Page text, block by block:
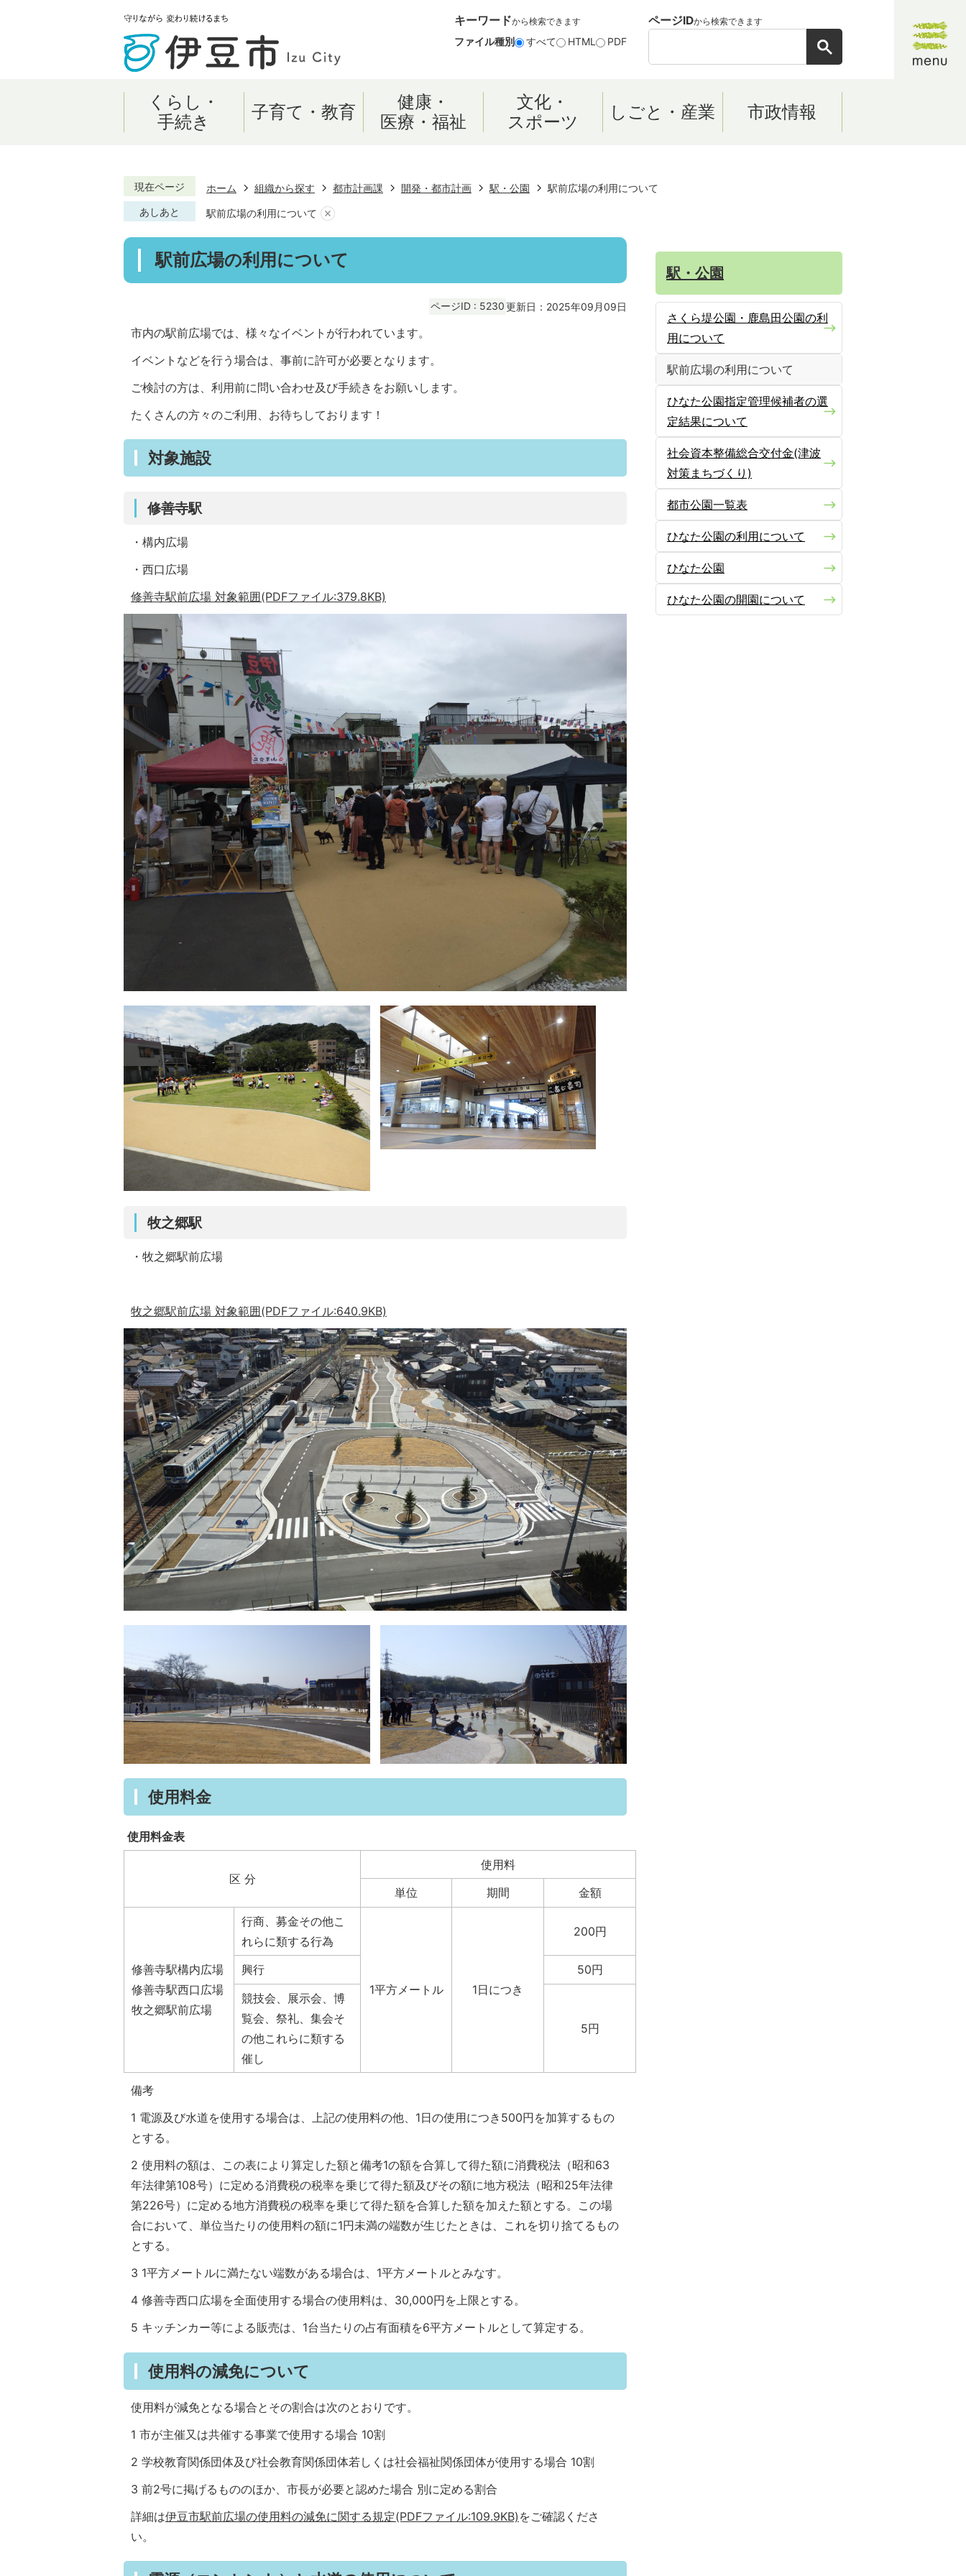
キーワードから検索できます
ファイル種別 すべて HTML PDF
ページIDから検索できます
くらし・
手続き
子育て・教育
健康・
医療・福祉
文化・
スポーツ
しごと・産業 市政情報
現在ページ ホーム 組織から探す 都市計画課 開発・都市計画 駅・公園
駅前広場の利用について
あしあと
駅前広場の利用について
駅前広場の利用について
ページID : 5230更新日：2025年09月09日
市内の駅前広場では、様々なイベントが行われています。
イベントなどを行う場合は、事前に許可が必要となります。
ご検討の方は、利用前に問い合わせ及び手続きをお願いします。
たくさんの方々のご利用、お待ちしております！
対象施設
修善寺駅
・構内広場
・西口広場
修善寺駅前広場 対象範囲(PDFファイル:379.8KB)
牧之郷駅
・牧之郷駅前広場
牧之郷駅前広場 対象範囲(PDFファイル:640.9KB)
使用料金
使用料金表
区 分
使用料
単位
期間 金額
修善寺駅構内広場
修善寺駅西口広場
牧之郷駅前広場
行商、募金その他こ
れらに類する行為
1平方メートル 1日につき
200円
興行
50円
競技会、展示会、博
覧会、祭礼、集会そ
の他これらに類する
催し
5円
備考
1 電源及び水道を使用する場合は、上記の使用料の他、1日の使用につき500円を加算するもの
とする。
2 使用料の額は、この表により算定した額と備考1の額を合算して得た額に消費税法（昭和63
年法律第108号）に定める消費税の税率を乗じて得た額及びその額に地方税法（昭和25年法律
第226号）に定める地方消費税の税率を乗じて得た額を合算した額を加えた額とする。この場
合において、単位当たりの使用料の額に1円未満の端数が生じたときは、これを切り捨てるもの
とする。
3 1平方メートルに満たない端数がある場合は、1平方メートルとみなす。
4 修善寺西口広場を全面使用する場合の使用料は、30,000円を上限とする。
5 キッチンカー等による販売は、1台当たりの占有面積を6平方メートルとして算定する。
使用料の減免について
使用料が減免となる場合とその割合は次のとおりです。
1 市が主催又は共催する事業で使用する場合 10割
2 学校教育関係団体及び社会教育関係団体若しくは社会福祉関係団体が使用する場合 10割
3 前2号に掲げるもののほか、市長が必要と認めた場合 別に定める割合
詳細は伊豆市駅前広場の使用料の減免に関する規定(PDFファイル:109.9KB) をご確認くださ
い。
駅・公園
さくら堤公園・鹿島田公園の利
用について
駅前広場の利用について
ひなた公園指定管理候補者の選
定結果について
社会資本整備総合交付金(津波
対策まちづくり)
都市公園一覧表
ひなた公園の利用について
ひなた公園
ひなた公園の開園について